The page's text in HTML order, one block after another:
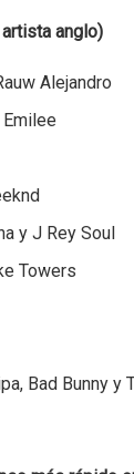
anglo)
Alejandro
Emilee
y J Rey Soul
Towers
Bad Bunny y